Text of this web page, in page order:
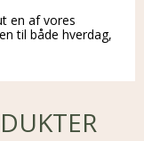
en af vores
til både hverdag,